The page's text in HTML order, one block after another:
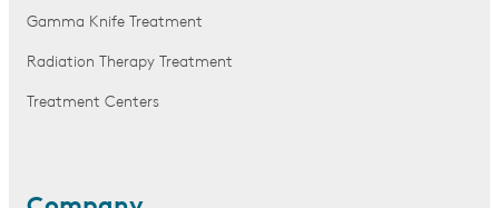
Gamma Knife Treatment
Radiation Therapy Treatment
Treatment Centers